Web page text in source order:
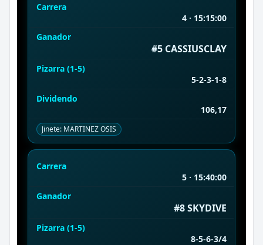
Carrera
4 · 15:15:00
Ganador
#5 CASSIUSCLAY
Pizarra (1-5)
5-2-3-1-8
Dividendo
106,17
Jinete: MARTINEZ OSIS
Carrera
5 · 15:40:00
Ganador
#8 SKYDIVE
Pizarra (1-5)
8-5-6-3/4